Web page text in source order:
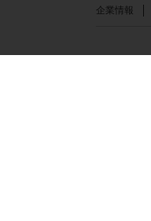
企業情報